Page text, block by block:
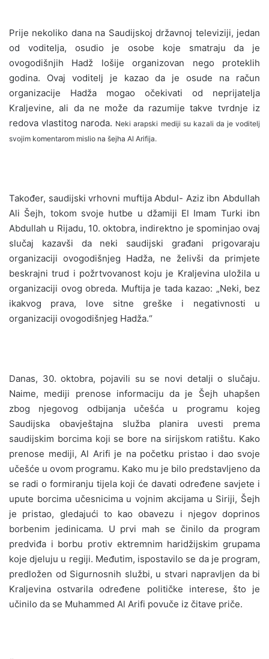
Prije nekoliko dana na Saudijskoj državnoj televiziji, jedan
od voditelja, osudio je osobe koje smatraju da je
ovogodišnjih Hadž lošije organizovan nego proteklih
godina. Ovaj voditelj je kazao da je osude na račun
organizacije Hadža mogao očekivati od neprijatelja
Kraljevine, ali da ne može da razumije takve tvrdnje iz
redova vlastitog naroda. Neki arapski mediji su kazali da je voditelj
svojim komentarom mislio na šejha Al Arifija.
Također, saudijski vrhovni muftija Abdul- Aziz ibn Abdullah
Ali Šejh, tokom svoje hutbe u džamiji El Imam Turki ibn
Abdullah u Rijadu, 10. oktobra, indirektno je spominjao ovaj
slučaj kazavši da neki saudijski građani prigovaraju
organizaciji ovogodišnjeg Hadža, ne želivši da primjete
beskrajni trud i požrtvovanost koju je Kraljevina uložila u
organizaciji ovog obreda. Muftija je tada kazao: „Neki, bez
ikakvog prava, love sitne greške i negativnosti u
organizaciji ovogodišnjeg Hadža.“
Danas, 30. oktobra, pojavili su se novi detalji o slučaju.
Naime, mediji prenose informaciju da je Šejh uhapšen
zbog njegovog odbijanja učešća u programu kojeg
Saudijska obavještajna služba planira uvesti prema
saudijskim borcima koji se bore na sirijskom ratištu. Kako
prenose mediji, Al Arifi je na početku pristao i dao svoje
učešće u ovom programu. Kako mu je bilo predstavljeno da
se radi o formiranju tijela koji će davati određene savjete i
upute borcima učesnicima u vojnim akcijama u Siriji, Šejh
je pristao, gledajući to kao obavezu i njegov doprinos
borbenim jedinicama. U prvi mah se činilo da program
predviđa i borbu protiv ektremnim haridžijskim grupama
koje djeluju u regiji. Međutim, ispostavilo se da je program,
predložen od Sigurnosnih službi, u stvari napravljen da bi
Kraljevina ostvarila određene političke interese, što je
učinilo da se Muhammed Al Arifi povuče iz čitave priče.